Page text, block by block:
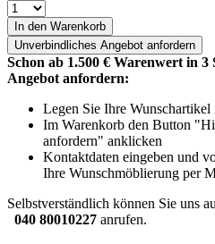
In den Warenkorb
Unverbindliches Angebot anfordern
Schon ab 1.500 € Warenwert in
Angebot anfordern:
Legen Sie Ihre
Im Warenkorb den Button
anfordern" anklicken
Kontaktdaten eingeben und
Ihre Wunschmöblierung per
Selbstverständlich können Sie uns
040 80010227 anrufen.